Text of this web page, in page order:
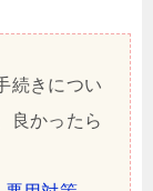
続きについ
良かったら